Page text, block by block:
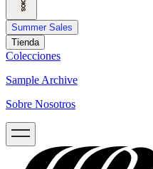
Summer Sales
Tienda
Colecciones
Sample Archive
Sobre Nosotros